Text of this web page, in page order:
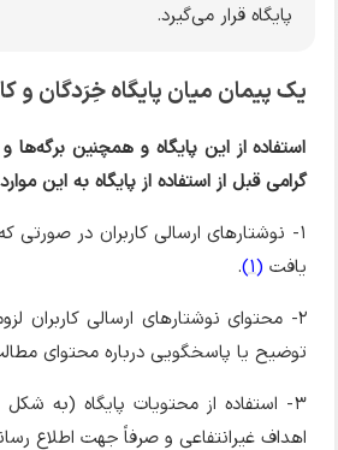
پایگاه قرار می‌گیرد.
یک پیمان میان پایگاه خِرَدگان و
استفاده از این پایگاه و همچنین
گرامی قبل از استفاده از پایگاه به این
۱- نوشتارهای ارسالی کاربران در صورتی
یافت (1)
.
۲- محتوای نوشتارهای ارسالی کاربران
توضیح یا پاسخگویی درباره محتوای
۳- استفاده از محتویات پایگاه (به
اهداف غیرانتفاعی و صرفاً جهت اطلاع